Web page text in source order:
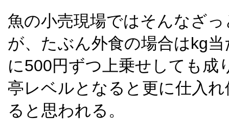
魚の小売現場ではそんなざ
が、たぶん外食の場合はkg
に500円ずつ上乗せしても成
亭レベルとなると更に仕入
ると思われる。